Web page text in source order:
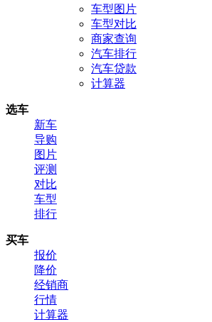
车型图片
车型对比
商家查询
汽车排行
汽车贷款
计算器
选车
新车
导购
图片
评测
对比
车型
排行
买车
报价
降价
经销商
行情
计算器